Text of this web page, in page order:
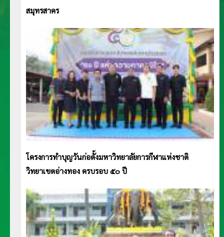
สมุทรสาคร
โครงการทำบุญวันก่อตั้งมหาวิทยาลัยการกีฬาแห่งชาติ
วิทยาเขตอ่างทอง ครบรอบ ๕๐ ปี